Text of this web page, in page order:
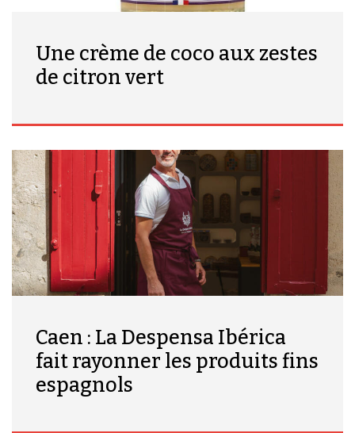
Une crème de coco aux zestes
de citron vert
Caen : La Despensa Ibérica
fait rayonner les produits fins
espagnols